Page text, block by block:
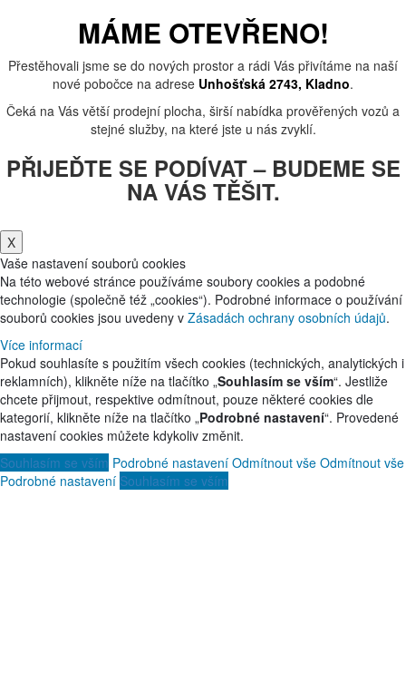
MÁME OTEVŘENO!
Přestěhovali jsme se do nových prostor a rádi Vás přivítáme na naší
nové pobočce na adrese Unhošťská 2743, Kladno.
Čeká na Vás větší prodejní plocha, širší nabídka prověřených vozů a
stejné služby, na které jste u nás zvyklí.
PŘIJEĎTE SE PODÍVAT – BUDEME SE
NA VÁS TĚŠIT.
X
Vaše nastavení souborů cookies
Na této webové stránce používáme soubory cookies a podobné
technologie (společně též „cookies“). Podrobné informace o používání
souborů cookies jsou uvedeny v Zásadách ochrany osobních údajů.
Více informací
Pokud souhlasíte s použitím všech cookies (technických, analytických i
reklamních), klikněte níže na tlačítko „Souhlasím se vším“. Jestliže
chcete přijmout, respektive odmítnout, pouze některé cookies dle
kategorií, klikněte níže na tlačítko „Podrobné nastavení“. Provedené
nastavení cookies můžete kdykoliv změnit.
Souhlasím se vším Podrobné nastavení Odmítnout vše Odmítnout vše
Podrobné nastavení Souhlasím se vším